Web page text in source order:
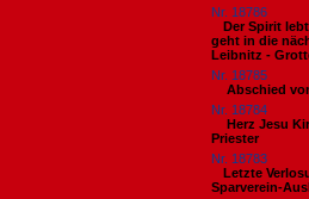
Nr. 18786
​Der Spirit
geht in die
Leibnitz -
Nr. 18785
Abschied
Nr. 18784
Herz Jesu
Priester
Nr. 18783
​Letzte
Sparverein-